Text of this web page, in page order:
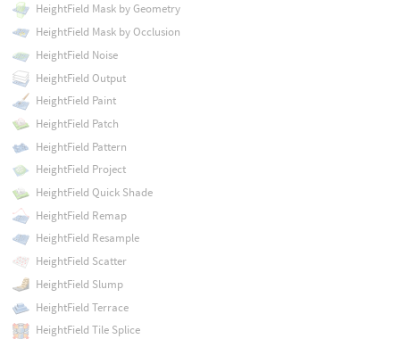
HeightField Mask by Geometry
HeightField Mask by Occlusion
HeightField Noise
HeightField Output
HeightField Paint
HeightField Patch
HeightField Pattern
HeightField Project
HeightField Quick Shade
HeightField Remap
HeightField Resample
HeightField Scatter
HeightField Slump
HeightField Terrace
HeightField Tile Splice